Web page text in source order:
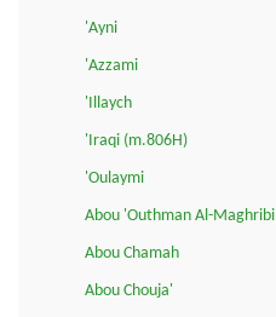
'Ayni
'Azzami
'Illaych
'Iraqi (m.806H)
'Oulaymi
Abou 'Outhman Al-Maghribi
Abou Chamah
Abou Chouja'